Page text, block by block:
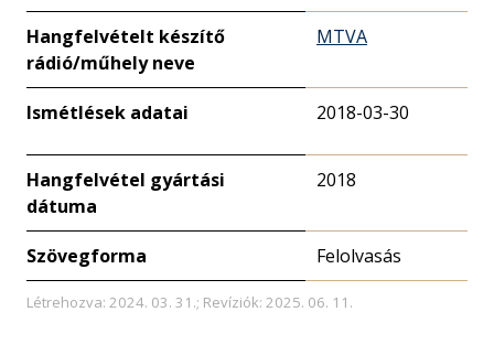
Hangfelvételt készítő
rádió/műhely neve
MTVA
Ismétlések adatai 2018-03-30
Hangfelvétel gyártási
dátuma
2018
Szövegforma Felolvasás
Létrehozva: 2024. 03. 31.; Revíziók: 2025. 06. 11.